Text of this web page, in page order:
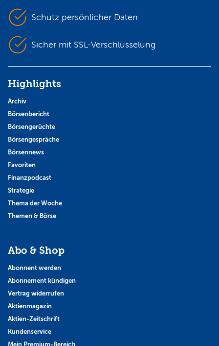
Schutz persönlicher Daten
Sicher mit SSL-Verschlüsselung
Highlights
Archiv
Börsenbericht
Börsengerüchte
Börsengespräche
Börsennews
Favoriten
Finanzpodcast
Strategie
Thema der Woche
Themen & Börse
Abo & Shop
Abonnent werden
Abonnement kündigen
Vertrag widerrufen
Aktienmagazin
Aktien-Zeitschrift
Kundenservice
Mein Premium-Bereich